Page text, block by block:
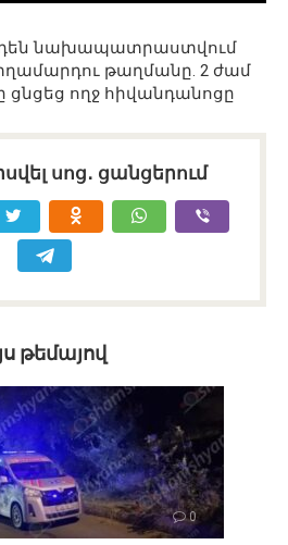
նախապատրաստվում
թաղմանը. 2 ժամ
ցնցեց ողջ հիվանդանոցը
սոց․ ցանցերում
թեմայով
0